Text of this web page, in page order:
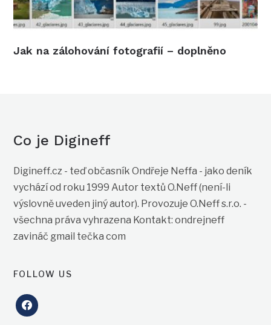
Jak na zálohování fotografií – doplněno
Co je Digineff
Digineff.cz - teď občasník Ondřeje Neffa - jako deník
vychází od roku 1999 Autor textů O.Neff (není-li
výslovně uveden jiný autor). Provozuje O.Neff s.r.o. -
všechna práva vyhrazena Kontakt: ondrejneff
zavináč gmail tečka com
FOLLOW US
facebook